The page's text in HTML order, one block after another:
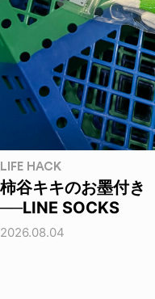
LIFE HACK
柿谷キキのお墨付き
──LINE SOCKS
2026.08.04